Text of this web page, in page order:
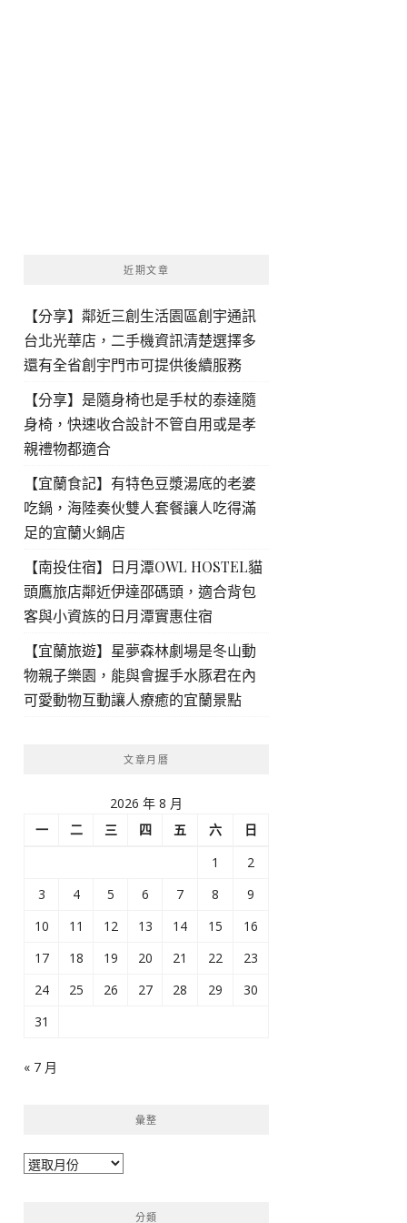
近期文章
【分享】鄰近三創生活園區創宇通訊
台北光華店，二手機資訊清楚選擇多
還有全省創宇門市可提供後續服務
【分享】是隨身椅也是手杖的泰達隨
身椅，快速收合設計不管自用或是孝
親禮物都適合
【宜蘭食記】有特色豆漿湯底的老婆
吃鍋，海陸奏伙雙人套餐讓人吃得滿
足的宜蘭火鍋店
【南投住宿】日月潭OWL HOSTEL貓
頭鷹旅店鄰近伊達邵碼頭，適合背包
客與小資族的日月潭實惠住宿
【宜蘭旅遊】星夢森林劇場是冬山動
物親子樂園，能與會握手水豚君在內
可愛動物互動讓人療癒的宜蘭景點
文章月曆
2026 年 8 月
一
二 三 四 五 六
日
1
2
3
4 5 6 7 8
9
10
11 12 13 14 15
16
17
18 19 20 21 22
23
24
25 26 27 28 29
30
31
« 7 月
彙整
彙
分類